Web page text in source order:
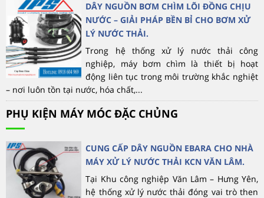
DÂY NGUỒN BƠM CHÌM LÕI ĐỒNG CHỊU
NƯỚC – GIẢI PHÁP BỀN BỈ CHO BƠM XỬ
LÝ NƯỚC THẢI.
Trong hệ thống xử lý nước thải công
nghiệp, máy bơm chìm là thiết bị hoạt
động liên tục trong môi trường khắc nghiệt
– nơi luôn tồn tại nước, hóa chất,...
PHỤ KIỆN MÁY MÓC ĐẶC CHỦNG
CUNG CẤP DÂY NGUỒN EBARA CHO NHÀ
MÁY XỬ LÝ NƯỚC THẢI KCN VĂN LÂM.
Tại Khu công nghiệp Văn Lâm – Hưng Yên,
hệ thống xử lý nước thải đóng vai trò then